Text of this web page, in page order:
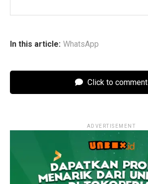
In this article: WhatsApp
Click to comment
ADVERTISEMENT